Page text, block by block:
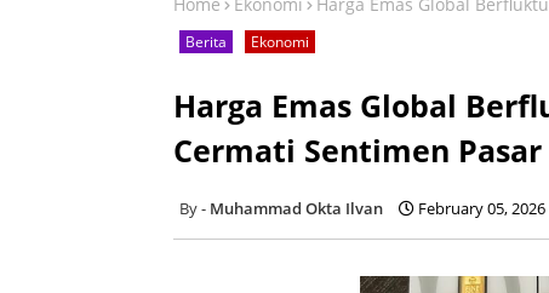
Berita Ekonomi
Harga Emas Global
Cermati Sentimen Pasar
Muhammad Okta Ilvan February 05, 2026